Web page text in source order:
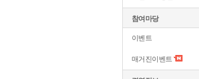
참여마당
이벤트
매거진이벤트